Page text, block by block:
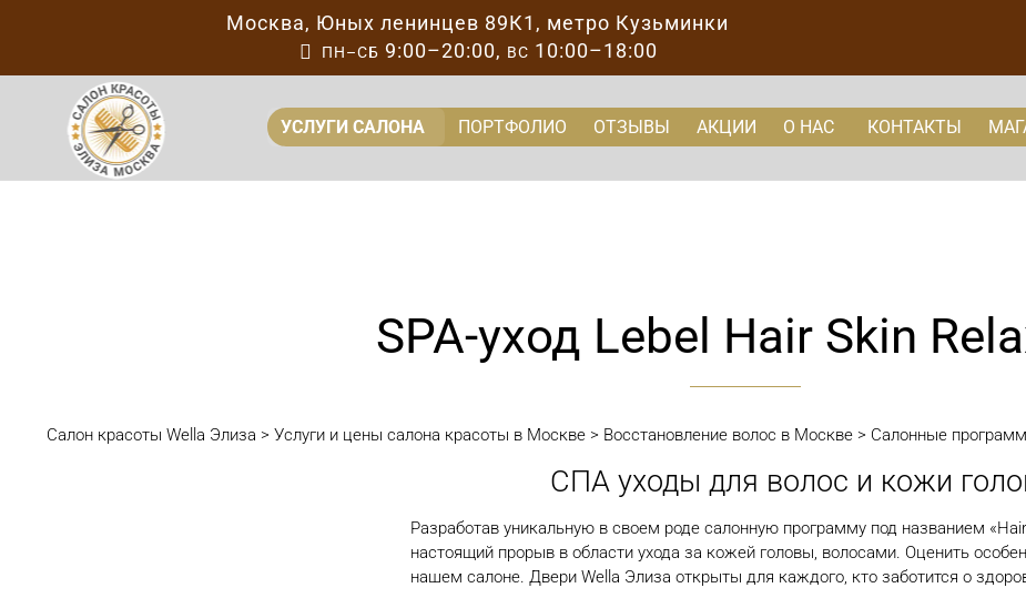
Москва, Юных ленинцев 89К1 , метро Кузьминки
 ПН–СБ 9:00–20:00, ВС 10:00–18:00
УСЛУГИ САЛОНА ПОРТФОЛИО ОТЗЫВЫ АКЦИИ О НАС КОНТАКТЫ
SPA-уход Lebel Hair Skin
Салон красоты Wella Элиза > Услуги и цены салона красоты в Москве > Восстановление волос в Москве > Салонные
СПА уходы для волос и кожи
Разработав уникальную в своем роде салонную программу под названием
настоящий прорыв в области ухода за кожей головы, волосами. Оценить
нашем салоне. Двери Wella Элиза открыты для каждого, кто заботится о